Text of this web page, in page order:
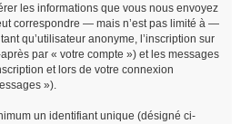
les informations que vous nous envoyez
correspondre — mais n’est pas limité à —
qu’utilisateur anonyme, l’inscription sur
par « votre compte ») et les messages
et lors de votre connexion
»).
un identifiant unique (désigné ci-